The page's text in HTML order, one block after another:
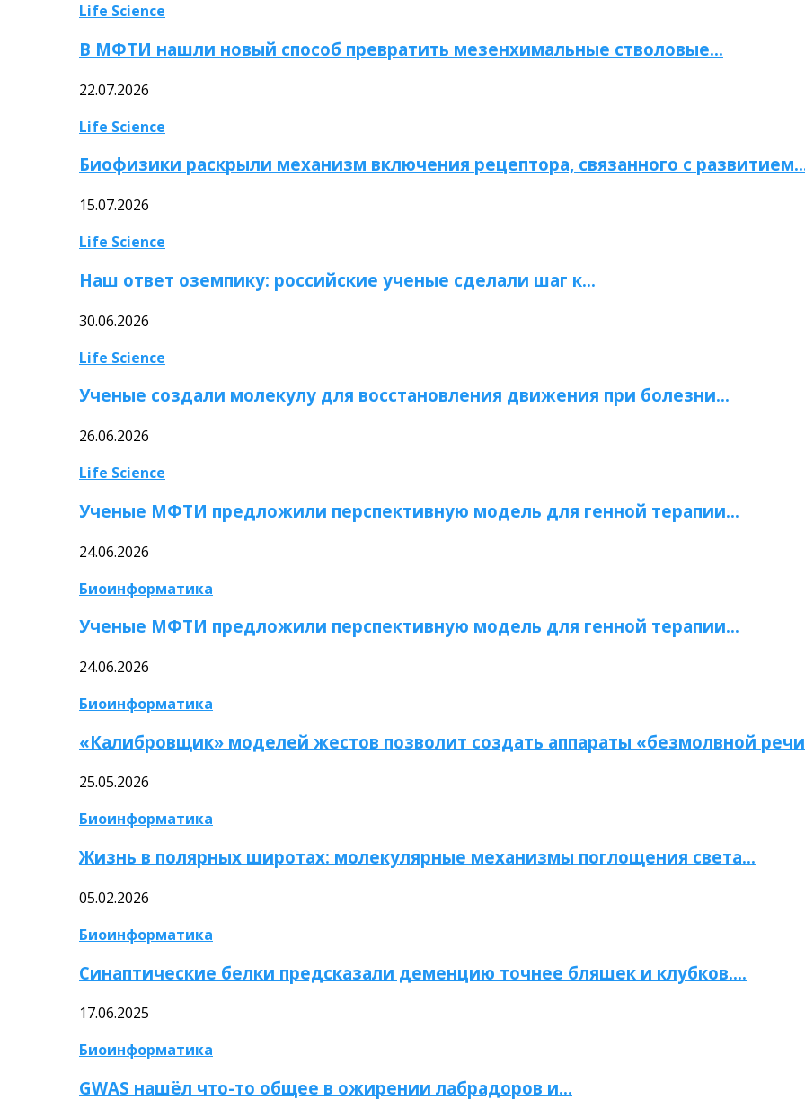
Life Science
В МФТИ нашли новый способ превратить мезенхимальные стволовые…
22.07.2026
Life Science
Биофизики раскрыли механизм включения рецептора, связанного с
15.07.2026
Life Science
Наш ответ оземпику: российские ученые сделали шаг к…
30.06.2026
Life Science
Ученые создали молекулу для восстановления движения при болезни…
26.06.2026
Life Science
Ученые МФТИ предложили перспективную модель для генной терапии…
24.06.2026
Биоинформатика
Ученые МФТИ предложили перспективную модель для генной терапии…
24.06.2026
Биоинформатика
«Калибровщик» моделей жестов позволит создать аппараты «безмолвной
25.05.2026
Биоинформатика
Жизнь в полярных широтах: молекулярные механизмы поглощения света…
05.02.2026
Биоинформатика
Синаптические белки предсказали деменцию точнее бляшек и клубков….
17.06.2025
Биоинформатика
GWAS нашёл что-то общее в ожирении лабрадоров и…